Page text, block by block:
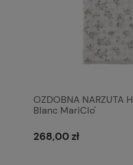
OZDOBNA NARZUTA
Blanc MariClo'
268,00 zł